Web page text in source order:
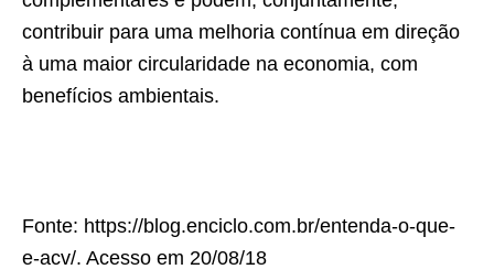
contribuir para uma melhoria contínua em direção
à uma maior circularidade na economia, com
benefícios ambientais.
Fonte: https://blog.enciclo.com.br/entenda-o-que-
e-acv/. Acesso em 20/08/18